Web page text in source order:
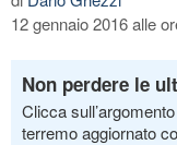
12 gennaio 2016 alle
Non perdere le
Clicca
terremo aggiornato